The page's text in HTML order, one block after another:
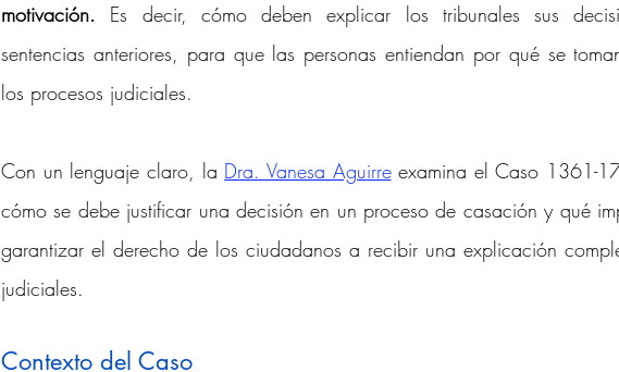
motivación. Es decir, cómo deben explicar los tribunales sus
sentencias anteriores, para que las personas entiendan por qué se
los procesos judiciales.
Con un lenguaje claro, la Dra. Vanesa Aguirre examina el Caso 1361-
cómo se debe justificar una decisión en un proceso de casación y qué
garantizar el derecho de los ciudadanos a recibir una explicación
judiciales.
Contexto del Caso